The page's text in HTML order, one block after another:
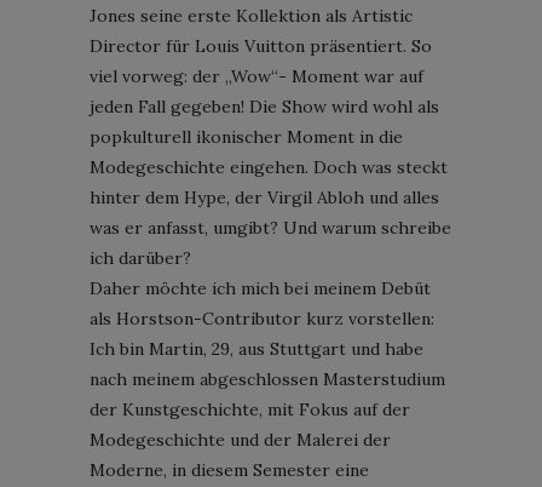
Jones seine erste Kollektion als Artistic
Director für Louis Vuitton präsentiert. So
viel vorweg: der „Wow“- Moment war auf
jeden Fall gegeben! Die Show wird wohl als
popkulturell ikonischer Moment in die
Modegeschichte eingehen. Doch was steckt
hinter dem Hype, der Virgil Abloh und alles
was er anfasst, umgibt? Und warum schreibe
ich darüber?
Daher möchte ich mich bei meinem Debüt
als Horstson-Contributor kurz vorstellen:
Ich bin Martin, 29, aus Stuttgart und habe
nach meinem abgeschlossen Masterstudium
der Kunstgeschichte, mit Fokus auf der
Modegeschichte und der Malerei der
Moderne, in diesem Semester eine